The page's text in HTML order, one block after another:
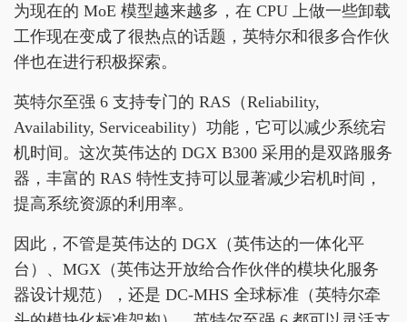
为现在的 MoE 模型越来越多，在 CPU 上做一些卸载
工作现在变成了很热点的话题，英特尔和很多合作伙
伴也在进行积极探索。
英特尔至强 6 支持专门的 RAS（Reliability,
Availability, Serviceability）功能，它可以减少系统宕
机时间。这次英伟达的 DGX B300 采用的是双路服务
器，丰富的 RAS 特性支持可以显著减少宕机时间，
提高系统资源的利用率。
因此，不管是英伟达的 DGX（英伟达的一体化平
台）、MGX（英伟达开放给合作伙伴的模块化服务
器设计规范），还是 DC-MHS 全球标准（英特尔牵